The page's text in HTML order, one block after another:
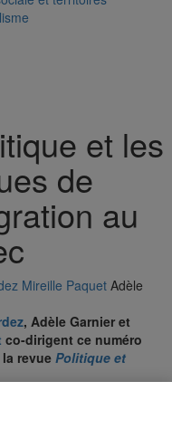
et les
de
au
Mireille Paquet Adèle
, Adèle Garnier et
co-dirigent ce numéro
la revuePolitique et